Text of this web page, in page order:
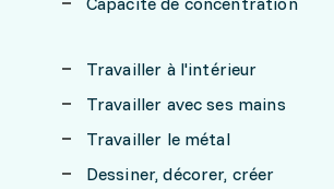
Travailler à l'intérieur
Travailler avec ses mains
Travailler le métal
Dessiner, décorer, créer